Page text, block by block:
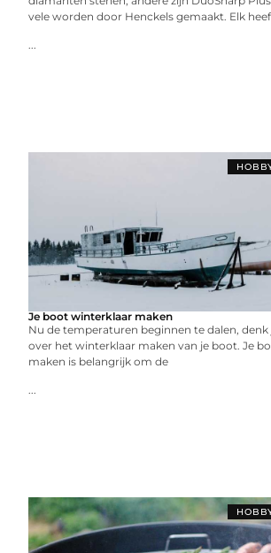
vele worden door Henckels gemaakt. Elk
...
Je boot winterklaar maken
Nu de temperaturen beginnen te dalen, denk
over het winterklaar maken van je boot. Je
maken is belangrijk om de
...